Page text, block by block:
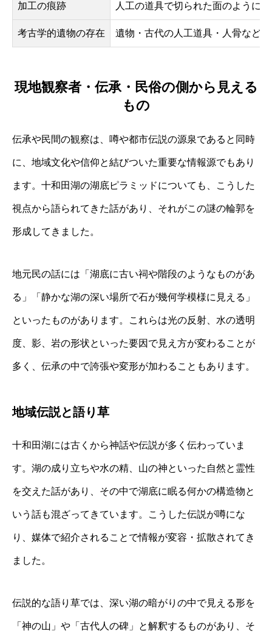
加工の痕跡 人工の道具で切られた面のように
考古学的遺物の存在 遺物・古代の人工道具・人骨など
現地観察者・伝承・民俗の側から見える
もの
伝承や民間の観察は、噂や都市伝説の源泉であると同時
に、地域文化や信仰と結びついた重要な情報源でもあり
ます。十和田湖の湖底ピラミッドについても、こうした
視点から語られてきた話があり、それがこの謎の輪郭を
形成してきました。
地元民の話には「湖底に古い祠や階段のようなものがあ
る」「静かな湖の深い場所で石が幾何学模様に見える」
といったものがあります。これらは光の反射、水の透明
度、影、岩の形状といった要因で見え方が変わることが
多く、伝承の中で誇張や変形が加わることもあります。
地域伝説と語り草
十和田湖には古くから神話や伝説が多く伝わっていま
す。湖の成り立ちや水の精、山の神といった自然と霊性
を交えた話があり、その中で湖底に眠る何かの構造物と
いう話も混ざってきています。こうした伝説が噂にな
り、媒体で紹介されることで情報が変容・拡散されてき
ました。
伝説的な語り草では、深い湖の暗がりの中で見える形を
「神の山」や「古代人の碑」と解釈するものがあり、そ